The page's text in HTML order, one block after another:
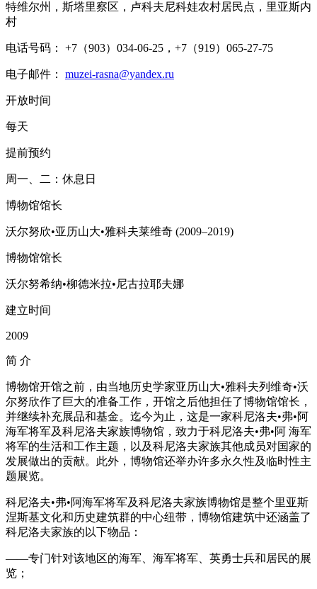
特维尔州，斯塔里察区，卢科夫尼科娃农村居民点，里亚斯内
村
电话号码： +7（903）034-06-25，+7（919）065-27-75
电子邮件： muzei-rasna@yandex.ru
开放时间
每天
提前预约
周一、二：休息日
博物馆馆长
沃尔努欣•亚历山大•雅科夫莱维奇 (2009–2019)
博物馆馆长
沃尔努希纳•柳德米拉•尼古拉耶夫娜
建立时间
2009
简 介
博物馆开馆之前，由当地历史学家亚历山大•雅科夫列维奇•沃
尔努欣作了巨大的准备工作，开馆之后他担任了博物馆馆长，
并继续补充展品和基金。迄今为止，这是一家科尼洛夫•弗•阿
海军将军及科尼洛夫家族博物馆，致力于科尼洛夫•弗•阿 海军
将军的生活和工作主题，以及科尼洛夫家族其他成员对国家的
发展做出的贡献。此外，博物馆还举办许多永久性及临时性主
题展览。
科尼洛夫•弗•阿海军将军及科尼洛夫家族博物馆是整个里亚斯
涅斯基文化和历史建筑群的中心纽带，博物馆建筑中还涵盖了
科尼洛夫家族的以下物品：
——专门针对该地区的海军、海军将军、英勇士兵和居民的展
览；